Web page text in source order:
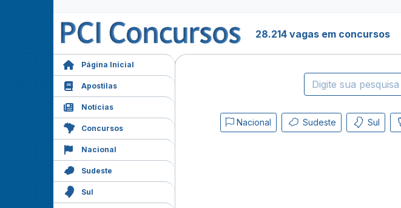
28.214 vagas em concursos
Página Inicial
Apostilas
Notícias
Concursos
Nacional
Sudeste
Sul
Nacional Sudeste Sul